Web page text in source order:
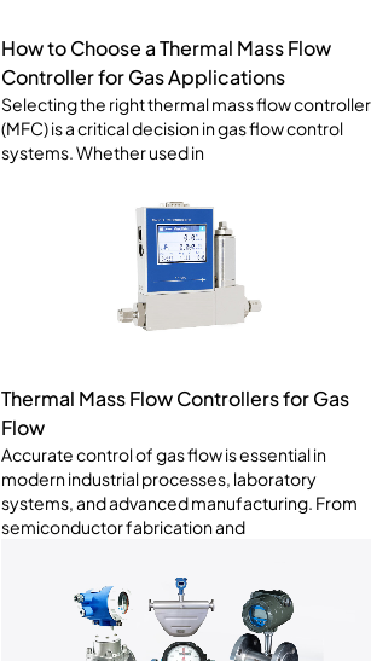
How to Choose a Thermal Mass Flow
Controller for Gas Applications
Selecting the right thermal mass flow controller
(MFC) is a critical decision in gas flow control
systems. Whether used in
Thermal Mass Flow Controllers for Gas
Flow
Accurate control of gas flow is essential in
modern industrial processes, laboratory
systems, and advanced manufacturing. From
semiconductor fabrication and